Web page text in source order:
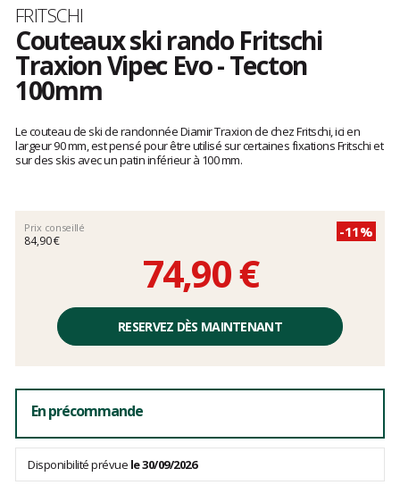
Marque
FRITSCHI
Couteaux ski rando Fritschi
Traxion Vipec Evo - Tecton
100mm
avis
clients
Le couteau de ski de randonnée Diamir Traxion de chez Fritschi, ici en
largeur 90 mm, est pensé pour être utilisé sur certaines fixations Fritschi et
sur des skis avec un patin inférieur à 100 mm.
Prix conseillé
84,90 €
-11%
74,90 €
unitaire,
RESERVEZ DÈS MAINTENANT
En précommande
Disponibilité prévue le 30/09/2026